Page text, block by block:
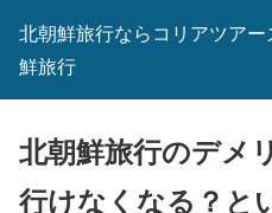
北朝鮮旅行ならコリアツア
鮮旅行
北朝鮮旅行のデメ
行けなくなる？と